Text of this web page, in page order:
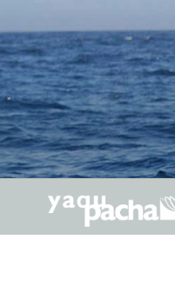
al
contenido